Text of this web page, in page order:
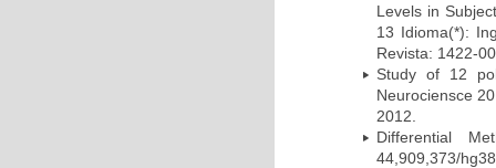
Levels in
13 Idioma(*):
Revista: 1422-
Study of 12
Neurociensce
2012.
Differential
44,909,373/